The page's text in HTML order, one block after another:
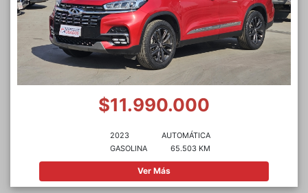
$11.990.000
2023
GASOLINA
AUTOMÁTICA
65.503 KM
Ver Más